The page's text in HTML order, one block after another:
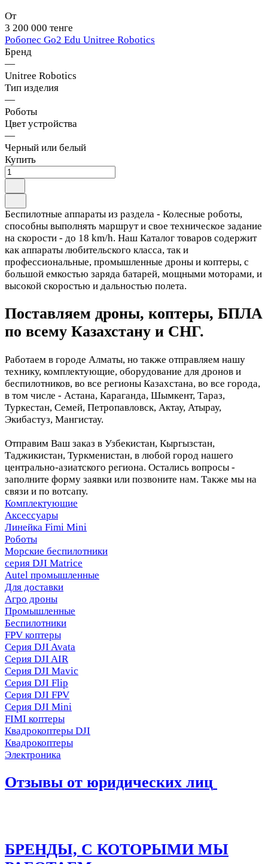
От
3 200 000 тенге
Робопес Go2 Edu Unitree Robotics
Бренд
—
Unitree Robotics
Тип изделия
—
Роботы
Цвет устройства
—
Черный или белый
Купить
Беспилотные аппараты из раздела - Колесные роботы,
способны выполнять маршрут и свое техническое задание
на скорости - до 18 km/h. Наш Каталог товаров содержит
как аппараты любительского класса, так и
профессиональные, промышленные дроны и коптеры, с
большой емкостью заряда батарей, мощными моторами, и
высокой скоростью и дальностью полета.
Поставляем дроны, коптеры, БПЛА
по всему Казахстану и СНГ.
Работаем в городе Алматы, но также отправляем нашу
технику, комплектующие, оборудование для дронов и
беспилотников, во все регионы Казахстана, во все города,
в том числе - Астана, Караганда, Шымкент, Тараз,
Туркестан, Семей, Петропавловск, Актау, Атырау,
Экибастуз, Мангистау.
Отправим Ваш заказ в Узбекистан, Кыргызстан,
Таджикистан, Туркменистан, в любой город нашего
центрально-азиатского региона. Остались вопросы -
заполните форму заявки или позвоните нам. Также мы на
связи и по вотсапу.
Комплектующие
Аксессуары
Линейка Fimi Mini
Роботы
Морские беспилотники
серия DJI Matrice
Autel промышленные
Для доставки
Агро дроны
Промышленные
Беспилотники
FPV коптеры
Серия DJI Avata
Серия DJI AIR
Серия DJI Mavic
Серия DJI Flip
Серия DJI FPV
Серия DJI Mini
FIMI коптеры
Квадрокоптеры DJI
Квадрокоптеры
Электроника
Отзывы от юридических лиц
БРЕНДЫ, С КОТОРЫМИ МЫ